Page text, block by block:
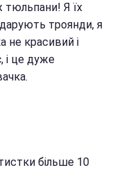
тюльпани! Я їх
троянди, я
не красивий і
і це дуже
більше 10